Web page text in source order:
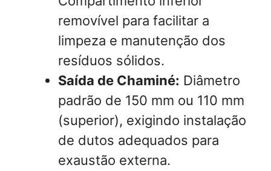
removível para facilitar a
limpeza e manutenção dos
resíduos sólidos.
Saída de Chaminé: Diâmetro
padrão de 150 mm ou 110 mm
(superior), exigindo instalação
de dutos adequados para
exaustão externa.